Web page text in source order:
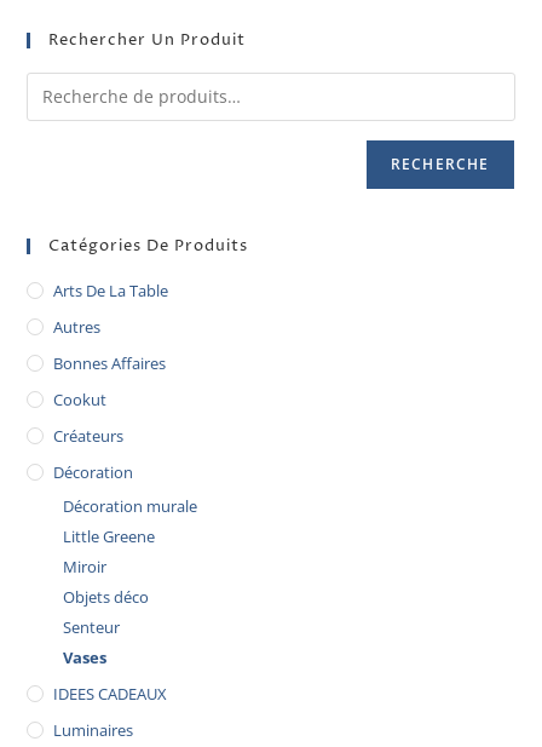
Rechercher Un Produit
RECHERCHE
Catégories De Produits
Arts De La Table
Autres
Bonnes Affaires
Cookut
Créateurs
Décoration
Décoration murale
Little Greene
Miroir
Objets déco
Senteur
Vases
IDEES CADEAUX
Luminaires